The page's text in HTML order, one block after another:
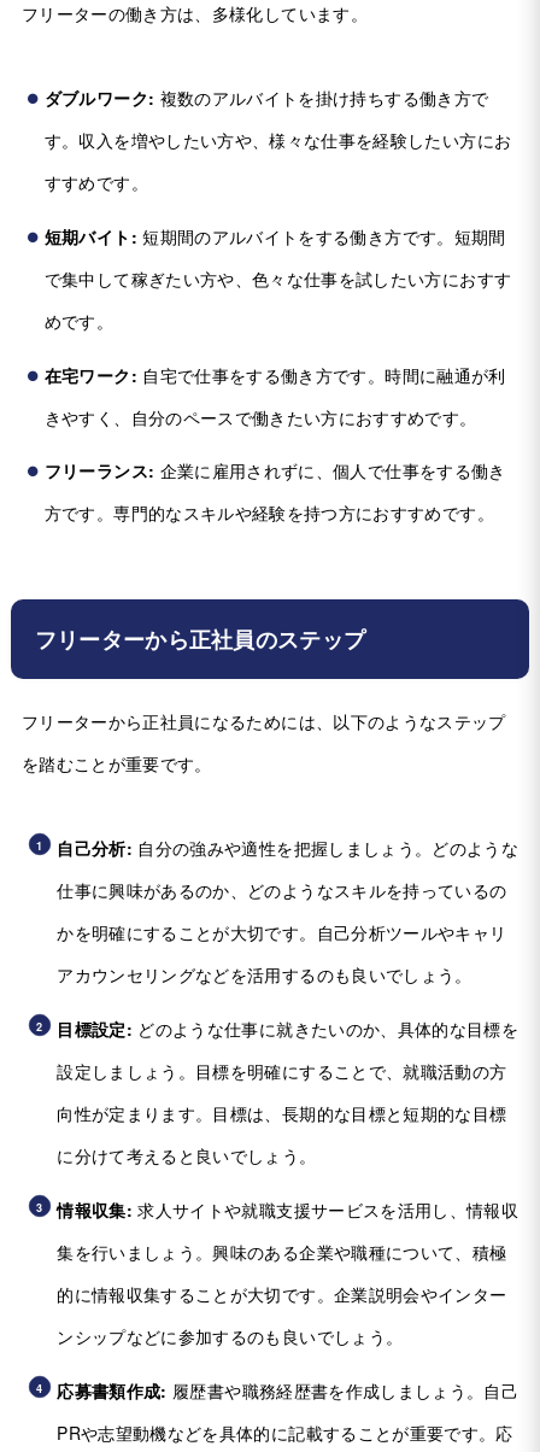
フリーターの働き方は、多様化しています。
ダブルワーク: 複数のアルバイトを掛け持ちする働き方で
す。収入を増やしたい方や、様々な仕事を経験したい方にお
すすめです。
短期バイト: 短期間のアルバイトをする働き方です。短期間
で集中して稼ぎたい方や、色々な仕事を試したい方におすす
めです。
在宅ワーク: 自宅で仕事をする働き方です。時間に融通が利
きやすく、自分のペースで働きたい方におすすめです。
フリーランス: 企業に雇用されずに、個人で仕事をする働き
方です。専門的なスキルや経験を持つ方におすすめです。
フリーターから正社員のステップ
フリーターから正社員になるためには、以下のようなステップ
を踏むことが重要です。
自己分析: 自分の強みや適性を把握しましょう。どのような
仕事に興味があるのか、どのようなスキルを持っているの
かを明確にすることが大切です。自己分析ツールやキャリ
アカウンセリングなどを活用するのも良いでしょう。
目標設定: どのような仕事に就きたいのか、具体的な目標を
設定しましょう。目標を明確にすることで、就職活動の方
向性が定まります。目標は、長期的な目標と短期的な目標
に分けて考えると良いでしょう。
情報収集: 求人サイトや就職支援サービスを活用し、情報収
集を行いましょう。興味のある企業や職種について、積極
的に情報収集することが大切です。企業説明会やインター
ンシップなどに参加するのも良いでしょう。
応募書類作成: 履歴書や職務経歴書を作成しましょう。自己
PRや志望動機などを具体的に記載することが重要です。応